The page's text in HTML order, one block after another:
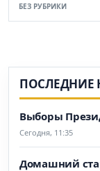
БЕЗ РУБРИКИ
ПОСЛЕДНИЕ
Выборы
Сегодня, 11:35
Домашний